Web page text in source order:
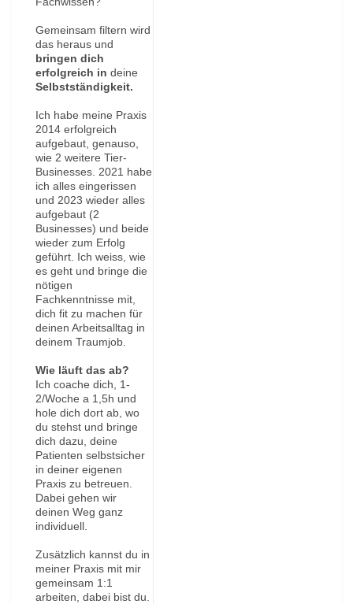
Gemeinsam filtern wird
das heraus und
bringen dich
erfolgreich in deine
Selbstständigkeit.
Ich habe meine Praxis
2014 erfolgreich
aufgebaut, genauso,
wie 2 weitere Tier-
Businesses. 2021 habe
ich alles eingerissen
und 2023 wieder alles
aufgebaut (2
Businesses) und beide
wieder zum Erfolg
geführt. Ich weiss, wie
es geht und bringe die
nötigen
Fachkenntnisse mit,
dich fit zu machen für
deinen Arbeitsalltag in
deinem Traumjob.
Wie läuft das ab?
Ich coache dich, 1-
2/Woche a 1,5h und
hole dich dort ab, wo
du stehst und bringe
dich dazu, deine
Patienten selbstsicher
in deiner eigenen
Praxis zu betreuen.
Dabei gehen wir
deinen Weg ganz
individuell.
Zusätzlich kannst du in
meiner Praxis mit mir
gemeinsam 1:1
arbeiten, dabei bist du.